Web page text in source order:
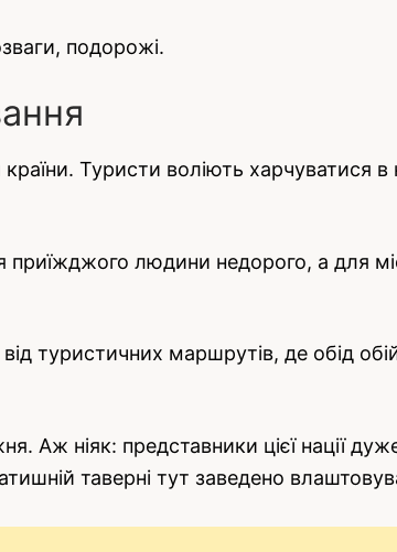
подорожі.
Туристи воліють харчуватися в
людини недорого, а для
туристичних маршрутів, де обід
Аж ніяк: представники цієї нації
таверні тут заведено